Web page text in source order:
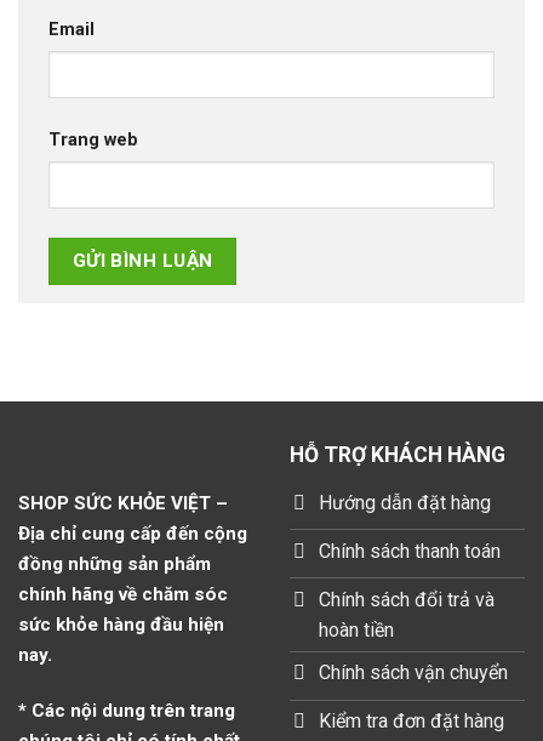
Email
Trang web
SHOP SỨC KHỎE VIỆT –
Địa chỉ cung cấp đến cộng
đồng những sản phẩm
chính hãng về chăm sóc
sức khỏe hàng đầu hiện
nay.
* Các nội dung trên trang
HỖ TRỢ KHÁCH HÀNG
Hướng dẫn đặt hàng
Chính sách thanh toán
Chính sách đổi trả và
hoàn tiền
Chính sách vận chuyển
Kiểm tra đơn đặt hàng